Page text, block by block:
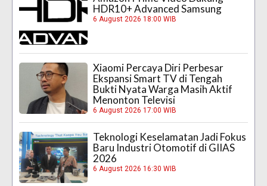
HDR10+ Advanced Samsung
6 August 2026 18:00 WIB
Xiaomi Percaya Diri Perbesar
Ekspansi Smart TV di Tengah
Bukti Nyata Warga Masih Aktif
Menonton Televisi
6 August 2026 17:00 WIB
Teknologi Keselamatan Jadi Fokus
Baru Industri Otomotif di GIIAS
2026
6 August 2026 16:30 WIB